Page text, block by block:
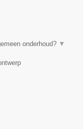
onderhoud? ▼